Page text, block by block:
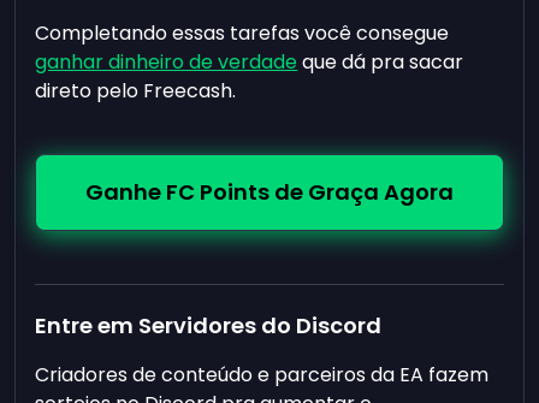
Completando essas tarefas você consegue
ganhar dinheiro de verdade que dá pra sacar
direto pelo Freecash.
Ganhe FC Points de Graça Agora
Entre em Servidores do Discord
Criadores de conteúdo e parceiros da EA fazem